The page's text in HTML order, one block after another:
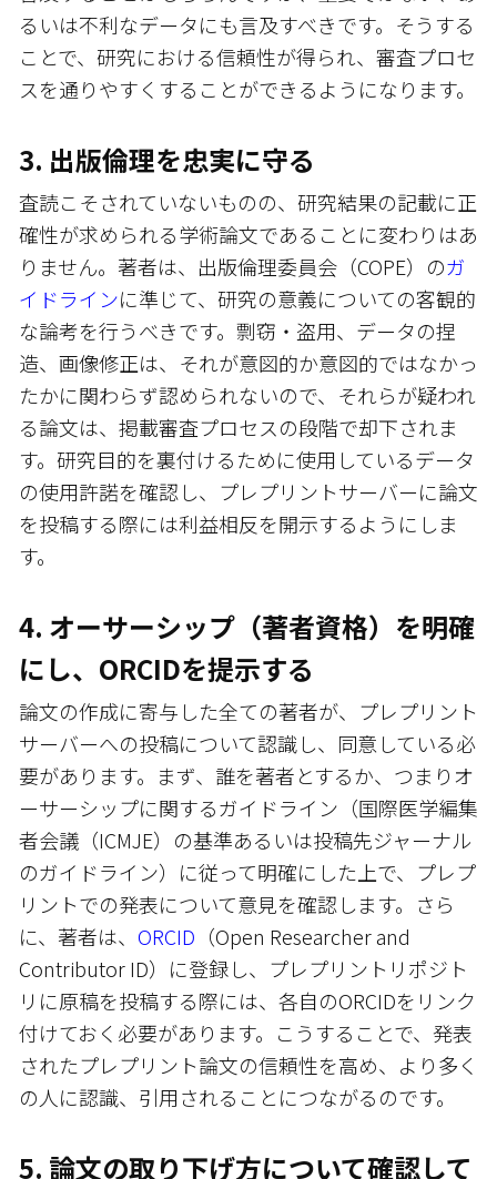
るいは不利なデータにも言及すべきです。そうする
ことで、研究における信頼性が得られ、審査プロセ
スを通りやすくすることができるようになります。
3. 出版倫理を忠実に守る
査読こそされていないものの、研究結果の記載に正
確性が求められる学術論文であることに変わりはあ
りません。著者は、出版倫理委員会（COPE）のガ
イドラインに準じて、研究の意義についての客観的
な論考を行うべきです。剽窃・盗用、データの捏
造、画像修正は、それが意図的か意図的ではなかっ
たかに関わらず認められないので、それらが疑われ
る論文は、掲載審査プロセスの段階で却下されま
す。研究目的を裏付けるために使用しているデータ
の使用許諾を確認し、プレプリントサーバーに論文
を投稿する際には利益相反を開示するようにしま
す。
4. オーサーシップ（著者資格）を明確
にし、ORCIDを提示する
論文の作成に寄与した全ての著者が、プレプリント
サーバーへの投稿について認識し、同意している必
要があります。まず、誰を著者とするか、つまりオ
ーサーシップに関するガイドライン（国際医学編集
者会議（ICMJE）の基準あるいは投稿先ジャーナル
のガイドライン）に従って明確にした上で、プレプ
リントでの発表について意見を確認します。さら
に、著者は、 ORCID （Open Researcher and
Contributor ID）に登録し、プレプリントリポジト
リに原稿を投稿する際には、各自のORCIDをリンク
付けておく必要があります。こうすることで、発表
されたプレプリント論文の信頼性を高め、より多く
の人に認識、引用されることにつながるのです。
5. 論文の取り下げ方について確認して